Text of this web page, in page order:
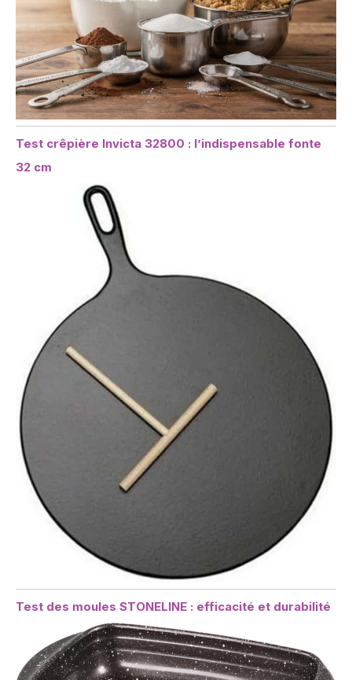
Test crêpière Invicta 32800 : l’indispensable fonte
32 cm
Test des moules STONELINE : efficacité et durabilité